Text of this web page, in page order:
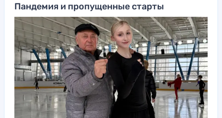
Пандемия и пропущенные старты